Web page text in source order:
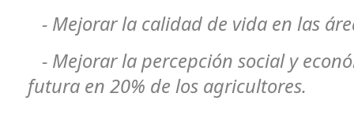
- Mejorar la calidad de vida en las
- Mejorar la percepción social y
futura en 20% de los agricultores.